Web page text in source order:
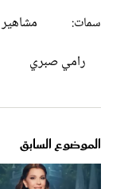
سمات:
رامي صبري
الموضوع السابق